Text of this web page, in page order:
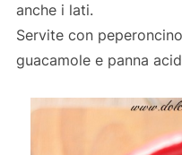
anche i lati.
Servite con
guacamole e panna